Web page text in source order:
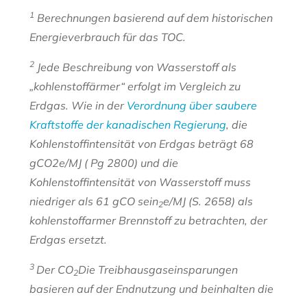
1 Berechnungen basierend auf dem historischen
Energieverbrauch für das TOC.
2Jede Beschreibung von Wasserstoff als
„kohlenstoffärmer“ erfolgt im Vergleich zu
Erdgas. Wie in der Verordnung über saubere
Kraftstoffe der kanadischen Regierung, die
Kohlenstoffintensität von Erdgas beträgt 68
gCO2e/MJ ( Pg 2800) und die
Kohlenstoffintensität von Wasserstoff muss
niedriger als 61 gCO sein2e/MJ (S. 2658) als
kohlenstoffarmer Brennstoff zu betrachten, der
Erdgas ersetzt.
3 Der CO2Die Treibhausgaseinsparungen
basieren auf der Endnutzung und beinhalten die